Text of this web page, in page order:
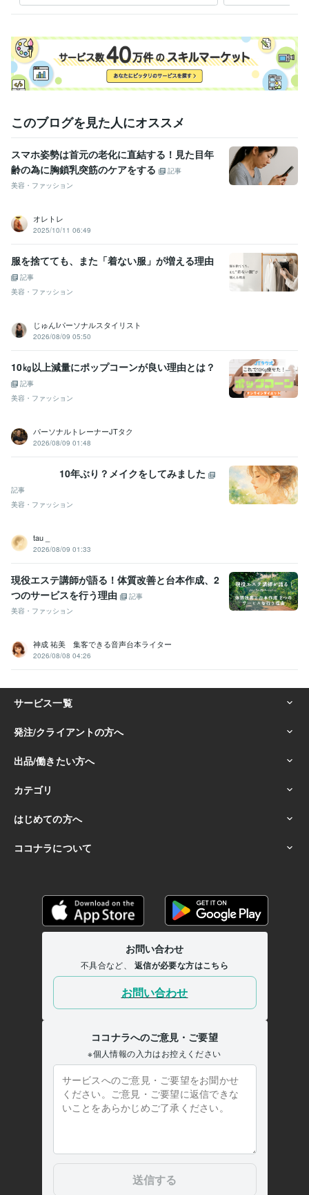
ビジネス・クリエイティブツール
得意分野
オンラインレッスン・習い事 傾聴、口腔トレーニング 顔のセルフケ
ア
健康 美容 悩み 予防 フェイシャルエステ 小顔
ほうれい線
占い 西洋占星術 星読み 人生の使命 ホロスコープ
英語 日常会話レベル
このブログを見た人にオススメ
スマホ姿勢は首元の老化に直結する！見た目年
齢の為に胸鎖乳突筋のケアをする
記事
美容・ファッション
オレトレ
2025/10/11 06:49
服を捨てても、また「着ない服」が増える理由
記事
美容・ファッション
じゅんIパーソナルスタイリスト
2026/08/09 05:50
10㎏以上減量にポップコーンが良い理由とは？
記事
美容・ファッション
パーソナルトレーナーJTタク
2026/08/09 01:48
10年ぶり？メイクをしてみました
記事
美容・ファッション
tau _
2026/08/09 01:33
現役エステ講師が語る！体質改善と台本作成、2
つのサービスを行う理由
記事
美容・ファッション
神成 祐美 集客できる音声台本ライター
2026/08/08 04:26